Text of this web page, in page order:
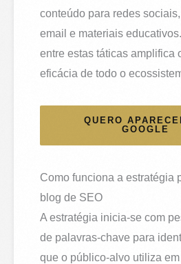
conteúdo para redes
email e materiais
entre estas táticas amplifica
eficácia de todo o
QUERO
GOOGLE
Como funciona a estratégia
blog de SEO
A estratégia inicia-se com
de palavras-chave para
que o público-alvo utiliza